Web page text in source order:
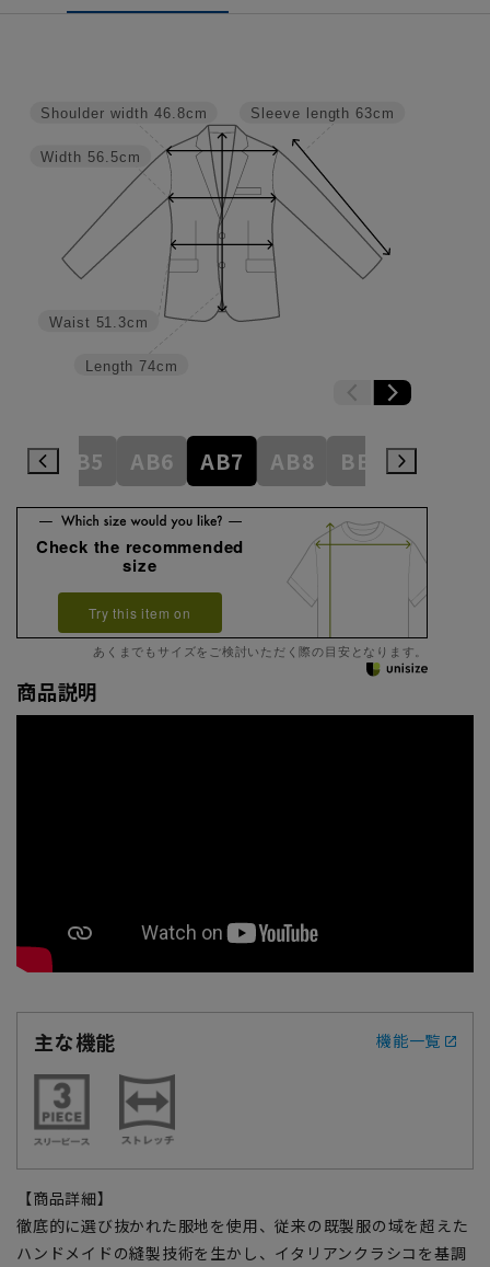
Sleeve length 63cm
Length 74cm
Waist 51.3cm
Width 56.5cm
Shoulder width 46.8cm
AB5 AB6 AB7 AB8 BE3 BE4
Check the recommended
size
Try this item on
あくまでもサイズをご検討いただく際の目安となります。
商品説明
主な機能 機能一覧
【商品詳細】
徹底的に選び抜かれた服地を使用、従来の既製服の域を超えた
ハンドメイドの縫製技術を生かし、イタリアンクラシコを基調